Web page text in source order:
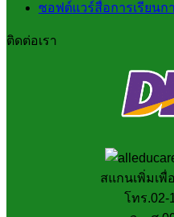
ซอฟต์แวร์สื่อการเรียนก
ติดต่อเรา
สแกนเพิ่มเพื่
โทร.02-